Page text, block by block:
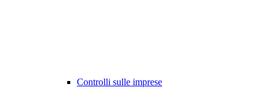
Controlli sulle imprese